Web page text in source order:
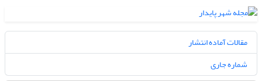
مقالات آماده انتشار
شماره جاری